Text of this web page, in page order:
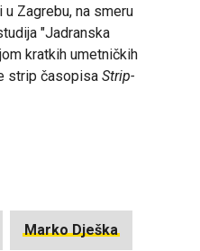
Zagrebu, na smeru
"Jadranska
kratkih umetničkih
strip časopisa Strip-
Marko Dješka